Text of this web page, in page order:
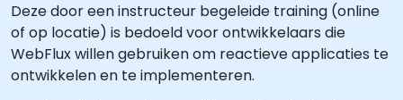
Deze door een instructeur begeleide training (online
of op locatie) is bedoeld voor ontwikkelaars die
WebFlux willen gebruiken om reactieve applicaties te
ontwikkelen en te implementeren.